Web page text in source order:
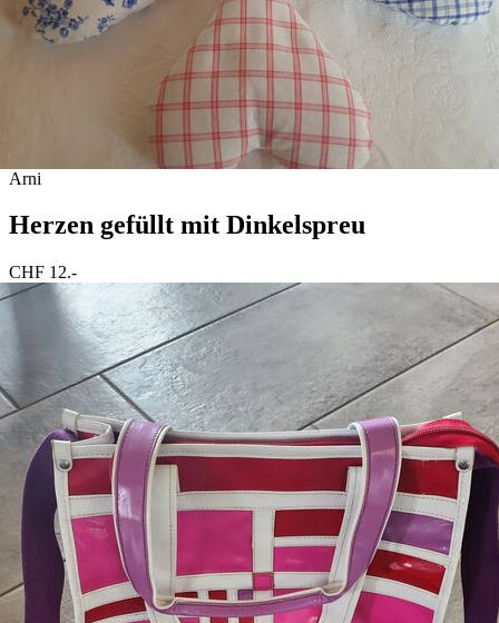
Arni
Herzen gefüllt mit Dinkelspreu
CHF 12.-